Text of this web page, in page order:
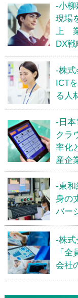
-小柳
現場
上
DX戦
-株式
ICT
る人
-日本
クラ
率化
産企
-東和
身の
バー
-株式
「
会社